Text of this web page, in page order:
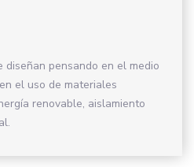
diseñan pensando en el medio
el uso de materiales
renovable, aislamiento